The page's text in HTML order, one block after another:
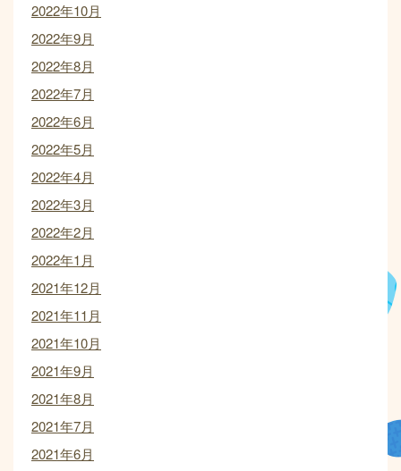
2022年10月
2022年9月
2022年8月
2022年7月
2022年6月
2022年5月
2022年4月
2022年3月
2022年2月
2022年1月
2021年12月
2021年11月
2021年10月
2021年9月
2021年8月
2021年7月
2021年6月